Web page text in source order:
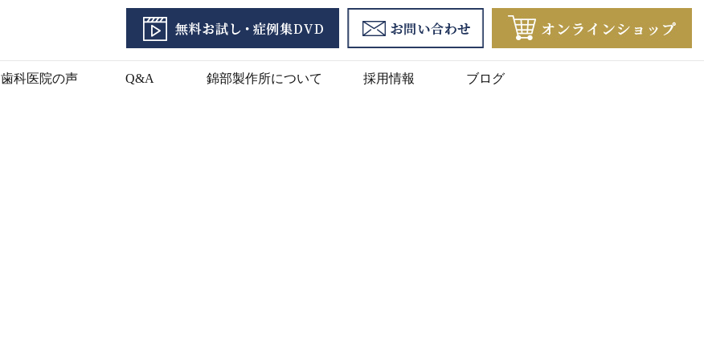
歯科医院の声 Q&A 錦部製作所について 採用情報 ブログ